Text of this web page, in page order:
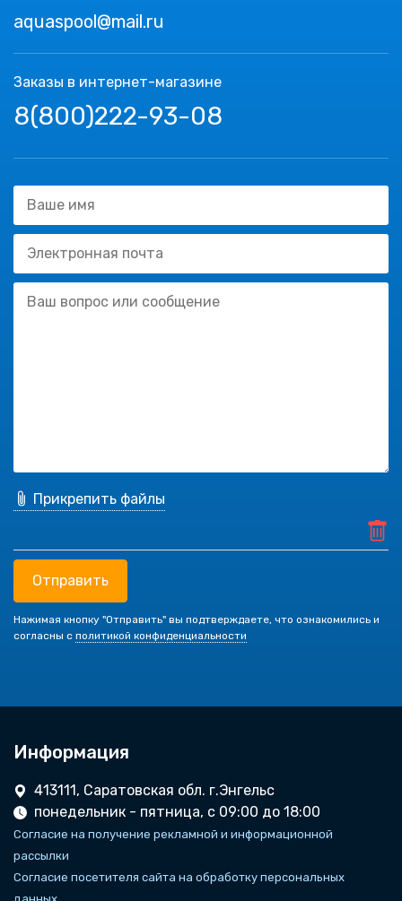
aquaspool@mail.ru
Заказы в интернет-магазине
8(800)222-93-08
Прикрепить файлы
Отправить
Нажимая кнопку "Отправить" вы подтверждаете, что ознакомились и
согласны с политикой конфиденциальности
Информация
413111, Саратовская обл. г.Энгельс
понедельник - пятница, с 09:00 до 18:00
Согласие на получение рекламной и информационной
рассылки
Согласие посетителя сайта на обработку персональных